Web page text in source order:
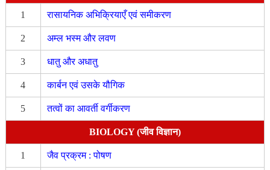
1 रासायनिक अभिक्रियाएँ एवं समीकरण
2 अम्ल भस्म और लवण
3 धातु और अधातु
4 कार्बन एवं उसके यौगिक
5 तत्वों का आवर्ती वर्गीकरण
BIOLOGY (जीव विज्ञान)
1 जैव प्रक्रम : पोषण